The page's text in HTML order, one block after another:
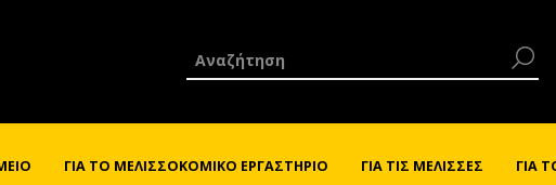
ΓΙΑ ΤΟ ΜΕΛΙΣΣΟΚΟΜΙΚΌ ΕΡΓΑΣΤΉΡΙΟ ΓΙΑ ΤΙΣ ΜΈΛΙΣΣΕΣ ΓΙΑ